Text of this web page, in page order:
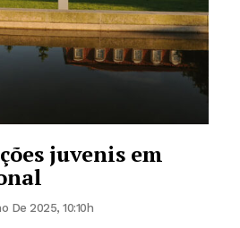
juvenis em
De 2025, 10:10h